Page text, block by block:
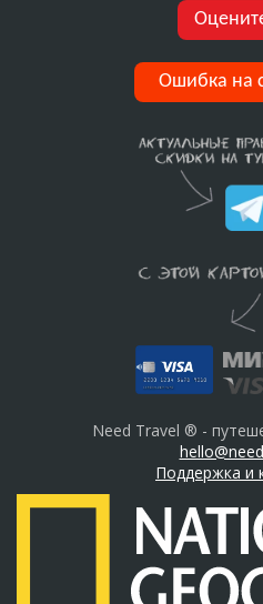
Ошибка на
Need Travel ® -
Поддержка и